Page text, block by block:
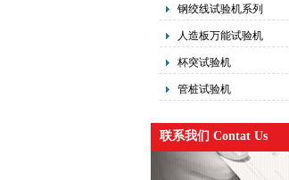
钢绞线试验机系列
人造板万能试验机
杯突试验机
管桩试验机
联系我们 Contat Us